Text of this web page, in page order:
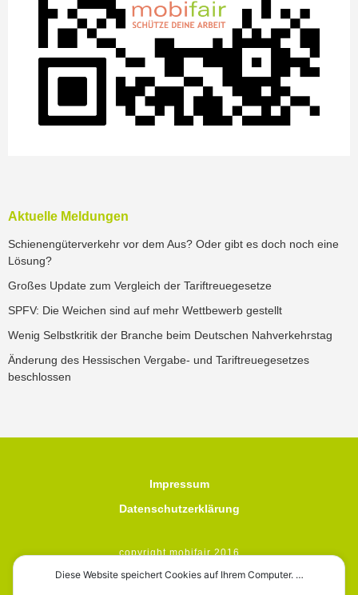
Aktuelle Meldungen
Schienengüterverkehr vor dem Aus? Oder gibt es doch noch eine
Lösung?
Großes Update zum Vergleich der Tariftreuegesetze
SPFV: Die Weichen sind auf mehr Wettbewerb gestellt
Wenig Selbstkritik der Branche beim Deutschen Nahverkehrstag
Änderung des Hessischen Vergabe- und Tariftreuegesetzes
beschlossen
Impressum
Datenschutzerklärung
copyright mobifair 2016
Diese Website speichert Cookies auf Ihrem Computer. …